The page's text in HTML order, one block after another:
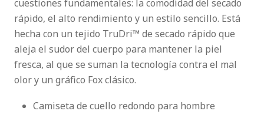
cuestiones fundamentales: la comodidad del secado
rápido, el alto rendimiento y un estilo sencillo. Está
hecha con un tejido TruDri™ de secado rápido que
aleja el sudor del cuerpo para mantener la piel
fresca, al que se suman la tecnología contra el mal
olor y un gráfico Fox clásico.
Camiseta de cuello redondo para hombre